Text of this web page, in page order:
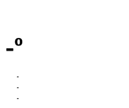
-º
-
-
-